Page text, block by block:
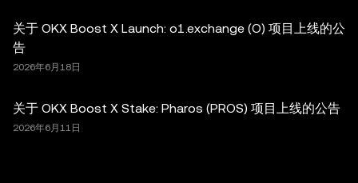
关于 OKX Boost X Launch: o1.exchange (O) 项目上线的公
告
2026年6月18日
关于 OKX Boost X Stake: Pharos (PROS) 项目上线的公告
2026年6月11日